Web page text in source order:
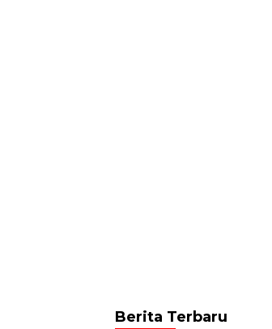
Berita Terbaru